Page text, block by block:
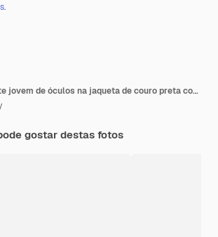
.
Cara elegante jovem de óculos na jaqueta de couro preta com telefone
gostar destas fotos